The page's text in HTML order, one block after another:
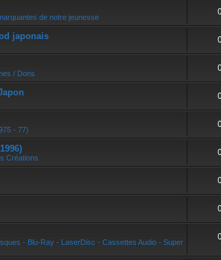
de notre jeunesse
japonais
/ Dons
- 77)
Créations
- Blu-Ray - LaserDisc - Cassettes Audio - Super